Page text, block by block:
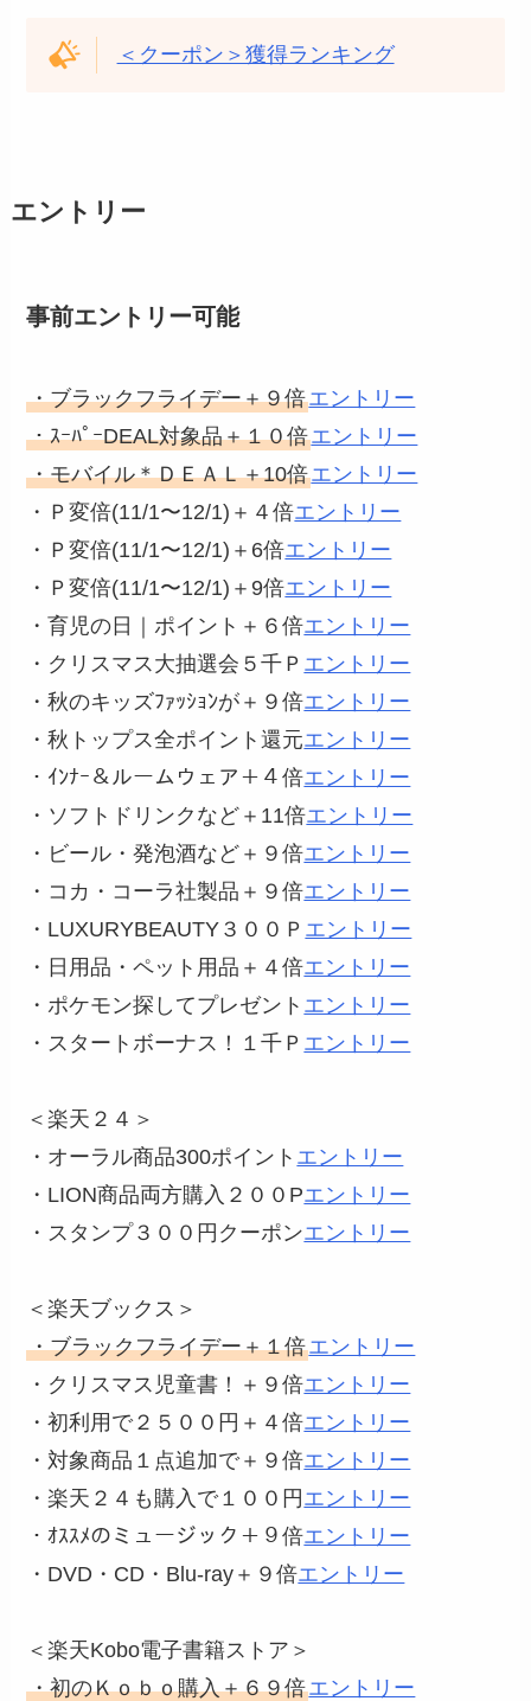
＜クーポン＞獲得ランキング
エントリー
事前エントリー可能
・ブラックフライデー＋９倍エントリー
・ｽｰﾊﾟｰDEAL対象品＋１０倍エントリー
・モバイル＊ＤＥＡＬ＋10倍エントリー
・Ｐ変倍(11/1〜12/1)＋４倍エントリー
・Ｐ変倍(11/1〜12/1)＋6倍エントリー
・Ｐ変倍(11/1〜12/1)＋9倍エントリー
・育児の日｜ポイント＋６倍エントリー
・クリスマス大抽選会５千Ｐ エントリー
・秋のキッズﾌｧｯｼｮﾝが＋９倍エントリー
・秋トップス全ポイント還元エントリー
・ｲﾝﾅｰ＆ルームウェア＋４倍エントリー
・ソフトドリンクなど＋11倍エントリー
・ビール・発泡酒など＋９倍エントリー
・コカ・コーラ社製品＋９倍エントリー
・LUXURYBEAUTY３００Ｐ エントリー
・日用品・ペット用品＋４倍エントリー
・ポケモン探してプレゼント エントリー
・スタートボーナス！１千Ｐ エントリー
＜楽天２４＞
・オーラル商品300ポイント エントリー
・LION商品両方購入２００Pエントリー
・スタンプ３００円クーポンエントリー
＜楽天ブックス＞
・ブラックフライデー＋１倍エントリー
・クリスマス児童書！＋９倍エントリー
・初利用で２５００円＋４倍エントリー
・対象商品１点追加で＋９倍エントリー
・楽天２４も購入で１００円エントリー
・ｵｽｽﾒのミュージック＋９倍エントリー
・DVD・CD・Blu-ray＋９倍エントリー
＜楽天Kobo電子書籍ストア＞
・初のＫｏｂｏ購入＋６９倍エントリー